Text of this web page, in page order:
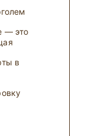
— это
в